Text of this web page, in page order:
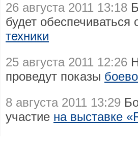
26 августа 2011 13:18
будет
техники
25 августа 2011 12:26
проведут показы
8 августа 2011 13:29
участие на выставке